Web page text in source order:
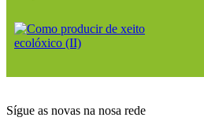
Sígue as novas na nosa rede